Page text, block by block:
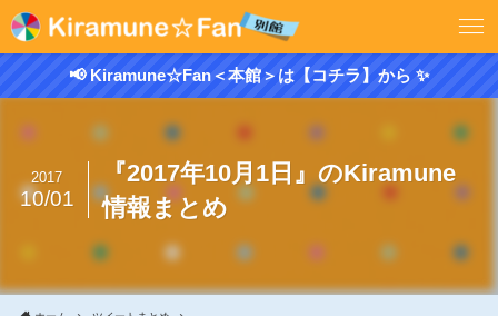
📢 Kiramune☆Fan＜本館＞は【コチラ】から ✨
『2017年10月1日』のKiramune
情報まとめ
2017
10/01